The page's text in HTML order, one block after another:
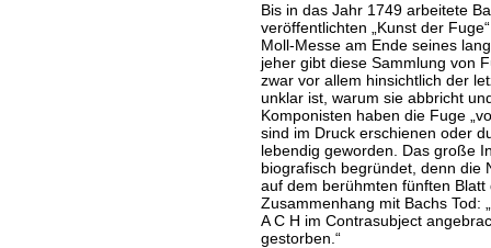
Bis in das Jahr 1749 arbeitete
veröffentlichten „Kunst der
Moll-Messe am Ende seines
jeher gibt diese Sammlung von
zwar vor allem hinsichtlich der
unklar ist, warum sie abbricht
Komponisten haben die Fuge
sind im Druck erschienen oder
lebendig geworden. Das große
biografisch begründet, denn die
auf dem berühmten fünften
Zusammenhang mit Bachs Tod:
A C H im Contrasubject
gestorben.“